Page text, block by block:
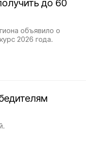
до 60
объявило о
2026 года.